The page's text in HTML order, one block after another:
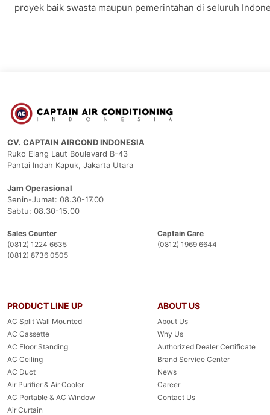
proyek baik swasta maupun pemerintahan di seluruh
CV. CAPTAIN AIRCOND INDONESIA
Ruko Elang Laut Boulevard B-43
Pantai Indah Kapuk, Jakarta Utara
Jam Operasional
Senin-Jumat: 08.30-17.00
Sabtu: 08.30-15.00
Sales Counter
(0812) 1224 6635
(0812) 8736 0505
Captain Care
(0812) 1969 6644
PRODUCT LINE UP
AC Split Wall Mounted
AC Cassette
AC Floor Standing
AC Ceiling
AC Duct
Air Purifier & Air Cooler
AC Portable & AC Window
Air Curtain
ABOUT US
About Us
Why Us
Authorized Dealer Certificate
Brand Service Center
News
Career
Contact Us